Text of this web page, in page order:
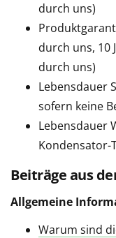
durch uns)
durch uns, 10
durch uns)
Lebensdauer
sofern keine
Lebensdauer
Kondensator-
Beiträge aus
Allgemeine
Warum sind